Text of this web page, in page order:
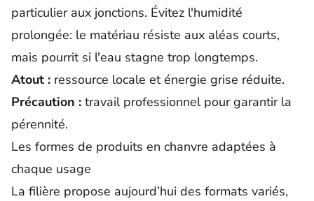
particulier aux jonctions. Évitez l'humidité
prolongée: le matériau résiste aux aléas courts,
mais pourrit si l'eau stagne trop longtemps.
Atout : ressource locale et énergie grise réduite.
Précaution : travail professionnel pour garantir la
pérennité.
Les formes de produits en chanvre adaptées à
chaque usage
La filière propose aujourd’hui des formats variés,